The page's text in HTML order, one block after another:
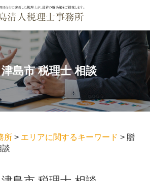
島市 税理士 相談
所 > エリアに関するキーワード > 贈
談